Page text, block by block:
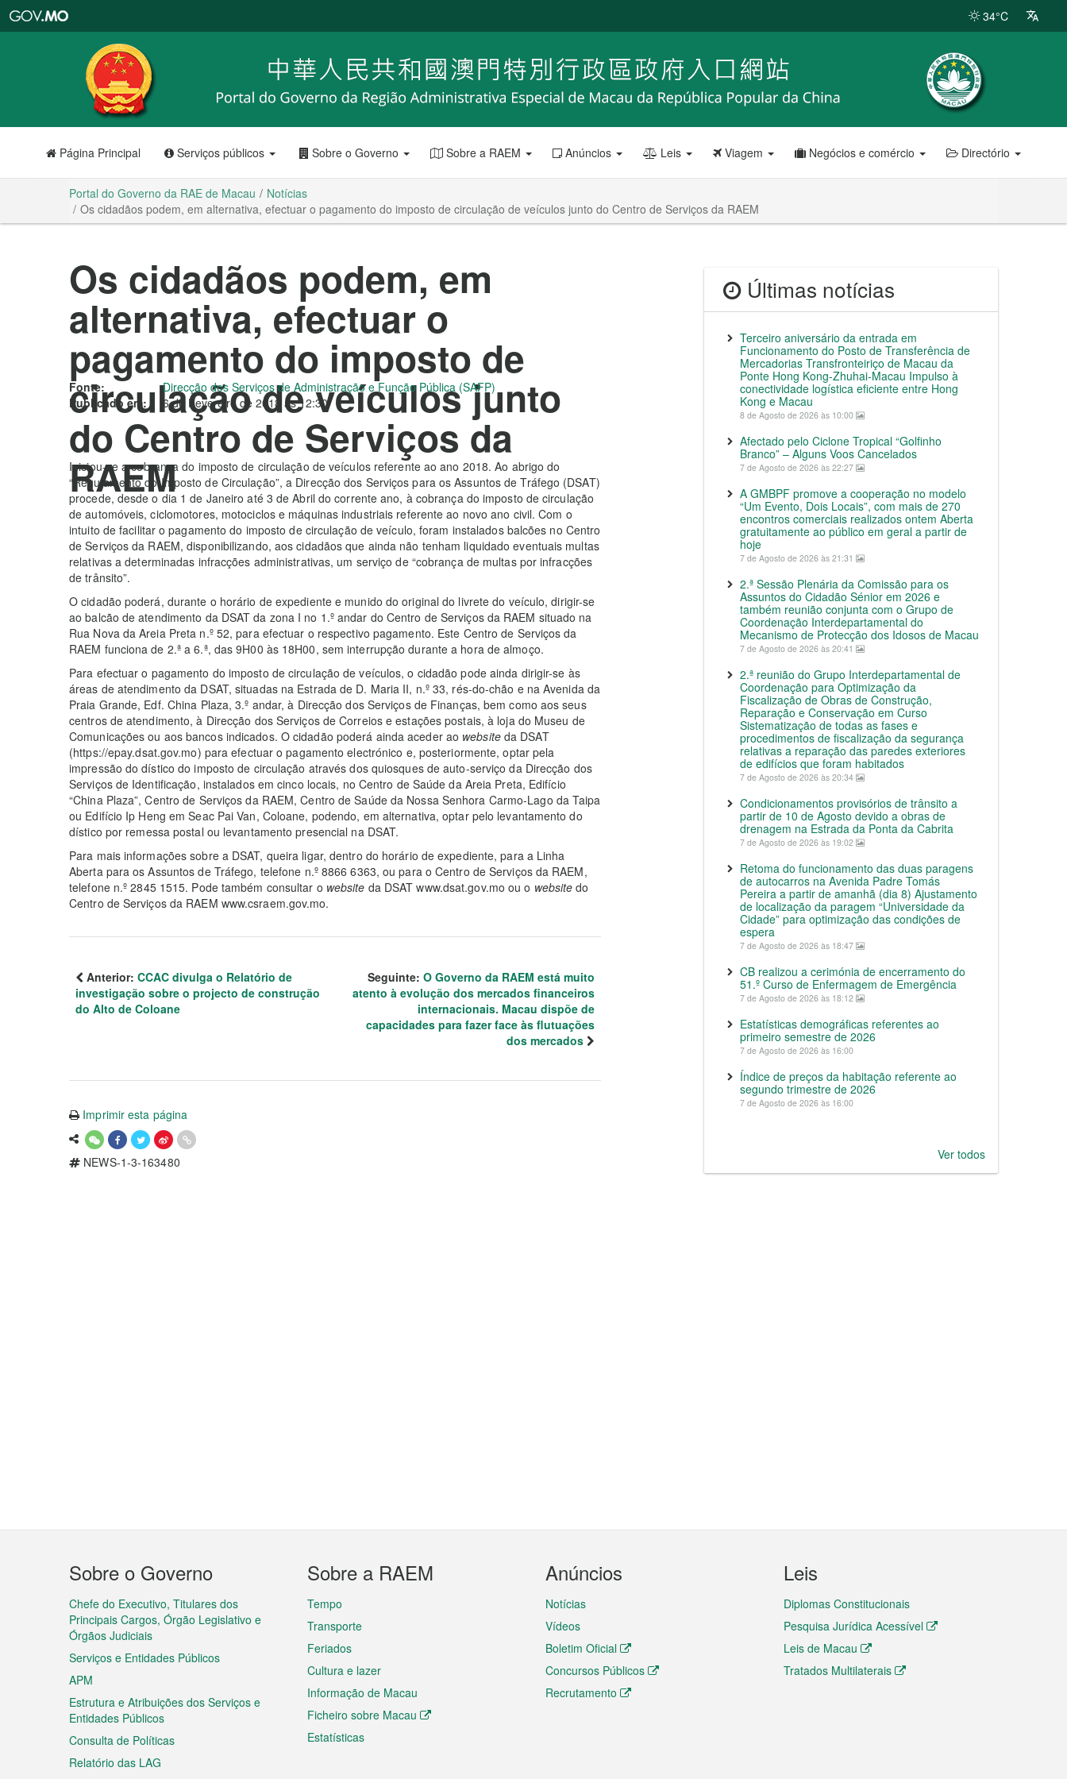
RAE
de
Macau
34°C
Página Principal Serviços públicos Sobre o Governo Sobre a RAEM Anúncios Leis Viagem Negócios e comércio Directório
Portal do Governo da RAE de Macau
Notícias
Os cidadãos podem, em alternativa, efectuar o pagamento do imposto de circulação de veículos junto do Centro de Serviços da RAEM
Os cidadãos podem, em
alternativa, efectuar o
pagamento do imposto de
circulação de veículos junto
do Centro de Serviços da
RAEM
Fonte:
Direcção dos Serviços de Administração e Função Pública (SAFP)
Publicado em:
6 de Fevereiro de 2018 às 12:30
Iniciou-se a cobrança do imposto de circulação de veículos referente ao ano 2018. Ao abrigo do
“Regulamento do Imposto de Circulação”, a Direcção dos Serviços para os Assuntos de Tráfego (DSAT)
procede, desde o dia 1 de Janeiro até 3 de Abril do corrente ano, à cobrança do imposto de circulação
de automóveis, ciclomotores, motociclos e máquinas industriais referente ao novo ano civil. Com o
intuito de facilitar o pagamento do imposto de circulação de veículo, foram instalados balcões no Centro
de Serviços da RAEM, disponibilizando, aos cidadãos que ainda não tenham liquidado eventuais multas
relativas a determinadas infracções administrativas, um serviço de “cobrança de multas por infracções
de trânsito”.
O cidadão poderá, durante o horário de expediente e munido do original do livrete do veículo, dirigir-se
ao balcão de atendimento da DSAT da zona I no 1.º andar do Centro de Serviços da RAEM situado na
Rua Nova da Areia Preta n.º 52, para efectuar o respectivo pagamento. Este Centro de Serviços da
RAEM funciona de 2.ª a 6.ª, das 9H00 às 18H00, sem interrupção durante a hora de almoço.
Para efectuar o pagamento do imposto de circulação de veículos, o cidadão pode ainda dirigir-se às
áreas de atendimento da DSAT, situadas na Estrada de D. Maria II, n.º 33, rés-do-chão e na Avenida da
Praia Grande, Edf. China Plaza, 3.º andar, à Direcção dos Serviços de Finanças, bem como aos seus
centros de atendimento, à Direcção dos Serviços de Correios e estações postais, à loja do Museu de
Comunicações ou aos bancos indicados. O cidadão poderá ainda aceder ao websiteda DSAT
(https://epay.dsat.gov.mo) para efectuar o pagamento electrónico e, posteriormente, optar pela
impressão do dístico do imposto de circulação através dos quiosques de auto-serviço da Direcção dos
Serviços de Identificação, instalados em cinco locais, no Centro de Saúde da Areia Preta, Edifício
“China Plaza”, Centro de Serviços da RAEM, Centro de Saúde da Nossa Senhora Carmo-Lago da Taipa
ou Edifício Ip Heng em Seac Pai Van, Coloane, podendo, em alternativa, optar pelo levantamento do
dístico por remessa postal ou levantamento presencial na DSAT.
Para mais informações sobre a DSAT, queira ligar, dentro do horário de expediente, para a Linha
Aberta para os Assuntos de Tráfego, telefone n.º 8866 6363, ou para o Centro de Serviços da RAEM,
telefone n.º 2845 1515. Pode também consultar o website da DSAT www.dsat.gov.mo ou o website do
Centro de Serviços da RAEM www.csraem.gov.mo.
Anterior: CCAC divulga o Relatório de
investigação sobre o projecto de construção
do Alto de Coloane
Seguinte: O Governo da RAEM está muito
atento à evolução dos mercados financeiros
internacionais. Macau dispõe de
capacidades para fazer face às flutuações
dos mercados
Imprimir esta página
NEWS-1-3-163480
Últimas notícias
Terceiro aniversário da entrada em
Funcionamento do Posto de Transferência de
Mercadorias Transfronteiriço de Macau da
Ponte Hong Kong-Zhuhai-Macau Impulso à
conectividade logística eficiente entre Hong
Kong e Macau
8 de Agosto de 2026 às 10:00
Afectado pelo Ciclone Tropical “Golfinho
Branco” – Alguns Voos Cancelados
7 de Agosto de 2026 às 22:27
A GMBPF promove a cooperação no modelo
“Um Evento, Dois Locais”, com mais de 270
encontros comerciais realizados ontem Aberta
gratuitamente ao público em geral a partir de
hoje
7 de Agosto de 2026 às 21:31
2.ª Sessão Plenária da Comissão para os
Assuntos do Cidadão Sénior em 2026 e
também reunião conjunta com o Grupo de
Coordenação Interdepartamental do
Mecanismo de Protecção dos Idosos de Macau
7 de Agosto de 2026 às 20:41
2.ª reunião do Grupo Interdepartamental de
Coordenação para Optimização da
Fiscalização de Obras de Construção,
Reparação e Conservação em Curso
Sistematização de todas as fases e
procedimentos de fiscalização da segurança
relativas a reparação das paredes exteriores
de edifícios que foram habitados
7 de Agosto de 2026 às 20:34
Condicionamentos provisórios de trânsito a
partir de 10 de Agosto devido a obras de
drenagem na Estrada da Ponta da Cabrita
7 de Agosto de 2026 às 19:02
Retoma do funcionamento das duas paragens
de autocarros na Avenida Padre Tomás
Pereira a partir de amanhã (dia 8) Ajustamento
de localização da paragem “Universidade da
Cidade” para optimização das condições de
espera
7 de Agosto de 2026 às 18:47
CB realizou a cerimónia de encerramento do
51.º Curso de Enfermagem de Emergência
7 de Agosto de 2026 às 18:12
Estatísticas demográficas referentes ao
primeiro semestre de 2026
7 de Agosto de 2026 às 16:00
Índice de preços da habitação referente ao
segundo trimestre de 2026
7 de Agosto de 2026 às 16:00
Ver todos
Menu
do
rodapé
Sobre o Governo
Chefe do Executivo, Titulares dos
Principais Cargos, Órgão Legislativo e
Órgãos Judiciais
Serviços e Entidades Públicos
APM
Estrutura e Atribuições dos Serviços e
Entidades Públicos
Consulta de Políticas
Relatório das LAG
Sobre a RAEM
Tempo
Transporte
Feriados
Cultura e lazer
Informação de Macau
Ficheiro sobre Macau
Estatísticas
Anúncios
Notícias
Vídeos
Boletim Oficial
Concursos Públicos
Recrutamento
Leis
Diplomas Constitucionais
Pesquisa Jurídica Acessível
Leis de Macau
Tratados Multilaterais